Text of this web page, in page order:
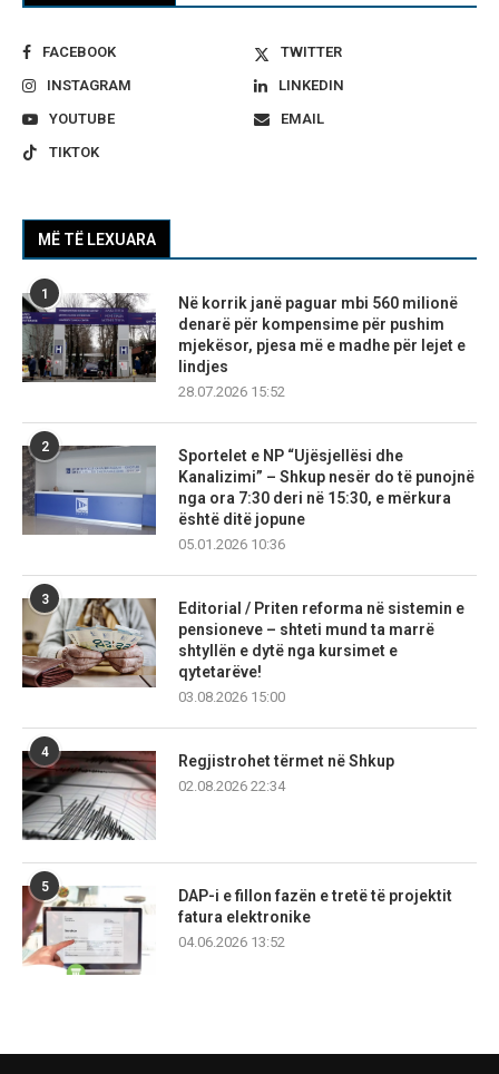
FACEBOOK
TWITTER
INSTAGRAM
LINKEDIN
YOUTUBE
EMAIL
TIKTOK
MË TË LEXUARA
1
Në korrik janë paguar mbi 560 milionë
denarë për kompensime për pushim
mjekësor, pjesa më e madhe për lejet e
lindjes
28.07.2026 15:52
2
Sportelet e NP “Ujësjellësi dhe
Kanalizimi” – Shkup nesër do të punojnë
nga ora 7:30 deri në 15:30, e mërkura
është ditë jopune
05.01.2026 10:36
3
Editorial / Priten reforma në sistemin e
pensioneve – shteti mund ta marrë
shtyllën e dytë nga kursimet e
qytetarëve!
03.08.2026 15:00
4
Regjistrohet tërmet në Shkup
02.08.2026 22:34
5
DAP-i e fillon fazën e tretë të projektit
fatura elektronike
04.06.2026 13:52